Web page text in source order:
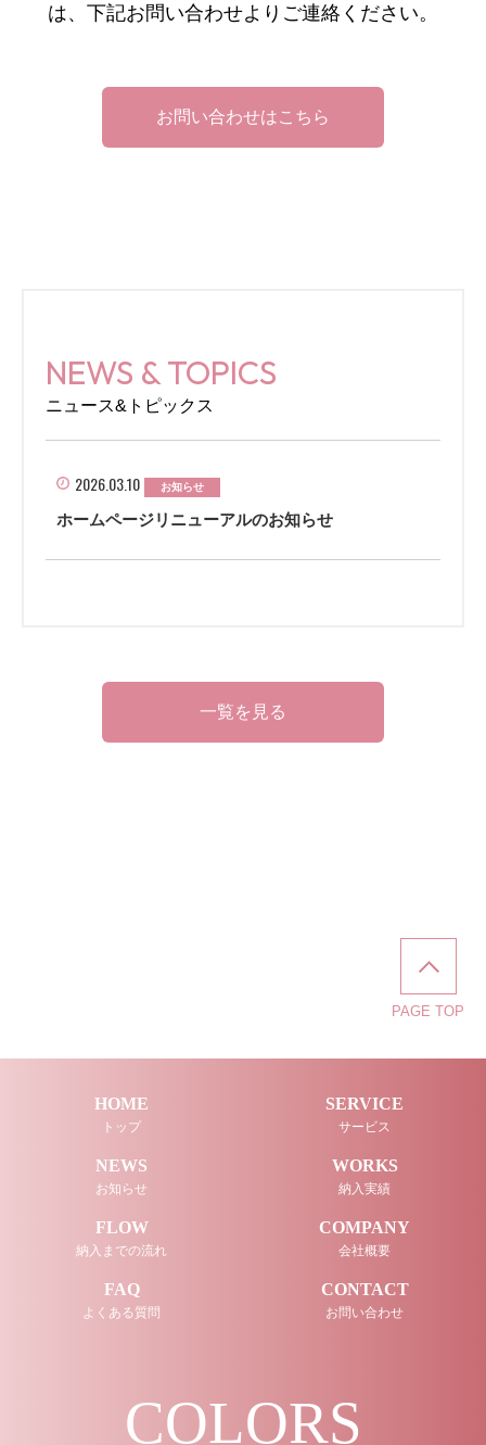
は、下記お問い合わせよりご連絡ください。
お問い合わせはこちら
NEWS & TOPICS
ニュース&トピックス
2026.03.10 お知らせ
ホームページリニューアルのお知らせ
一覧を見る
PAGE TOP
HOME
トップ
SERVICE
サービス
NEWS
お知らせ
WORKS
納入実績
FLOW
納入までの流れ
COMPANY
会社概要
FAQ
よくある質問
CONTACT
お問い合わせ
COLORS